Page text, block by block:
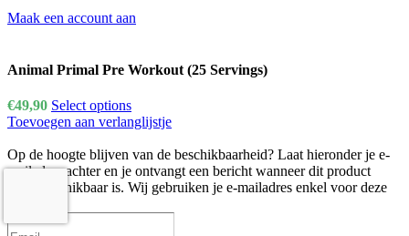
Maak een account aan
Animal Primal Pre Workout (25 Servings)
€49,90 Select options
Toevoegen aan verlanglijstje
Op de hoogte blijven van de beschikbaarheid? Laat hieronder je e-
mailadres achter en je ontvangt een bericht wanneer dit product
weer beschikbaar is. Wij gebruiken je e-mailadres enkel voor deze